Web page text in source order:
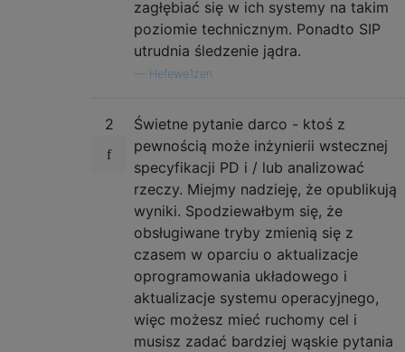
zagłębiać się w ich systemy na takim
poziomie technicznym. Ponadto SIP
utrudnia śledzenie jądra.
Hefewe1zen
2
Świetne pytanie darco - ktoś z
pewnością może inżynierii wstecznej
specyfikacji PD i / lub analizować
rzeczy. Miejmy nadzieję, że opublikują
wyniki. Spodziewałbym się, że
obsługiwane tryby zmienią się z
czasem w oparciu o aktualizacje
oprogramowania układowego i
aktualizacje systemu operacyjnego,
więc możesz mieć ruchomy cel i
musisz zadać bardziej wąskie pytania